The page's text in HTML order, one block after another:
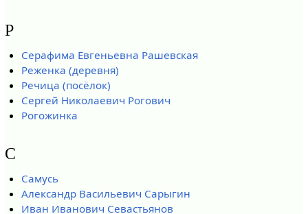
Р
Серафима Евгеньевна Рашевская
Реженка (деревня)
Речица (посёлок)
Сергей Николаевич Рогович
Рогожинка
С
Самусь
Александр Васильевич Сарыгин
Иван Иванович Севастьянов